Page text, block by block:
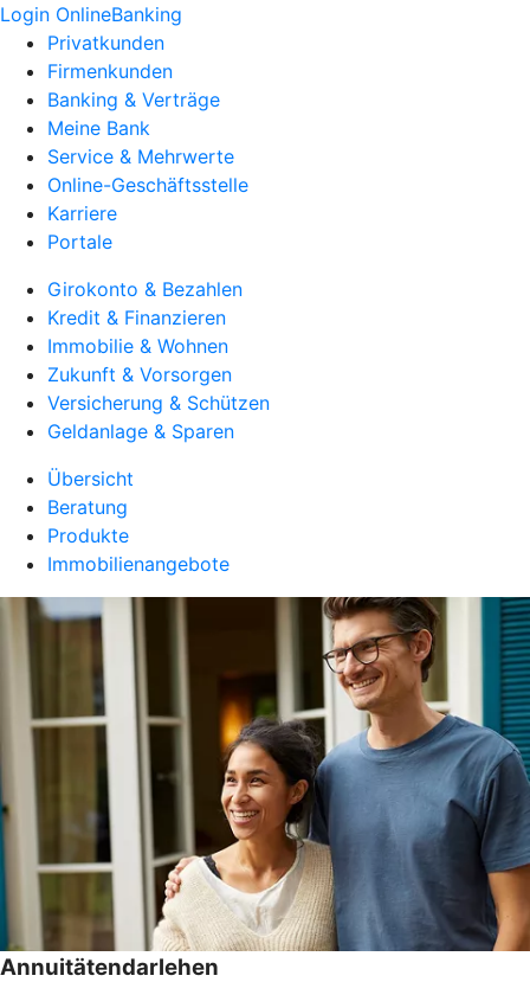
Login OnlineBanking
Privatkunden
Firmenkunden
Banking & Verträge
Meine Bank
Service & Mehrwerte
Online-Geschäftsstelle
Karriere
Portale
Girokonto & Bezahlen
Kredit & Finanzieren
Immobilie & Wohnen
Zukunft & Vorsorgen
Versicherung & Schützen
Geldanlage & Sparen
Übersicht
Beratung
Produkte
Immobilienangebote
Annuitätendarlehen